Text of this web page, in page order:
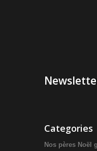
Categories
Nos pères Noël